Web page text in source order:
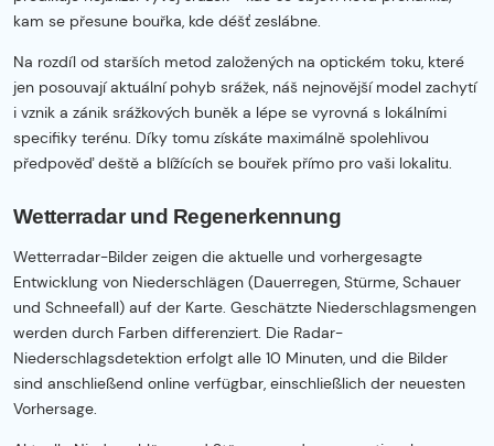
kam se přesune bouřka, kde déšť zeslábne.
Na rozdíl od starších metod založených na optickém toku, které
jen posouvají aktuální pohyb srážek, náš nejnovější model zachytí
i vznik a zánik srážkových buněk a lépe se vyrovná s lokálními
specifiky terénu. Díky tomu získáte maximálně spolehlivou
předpověď deště a blížících se bouřek přímo pro vaši lokalitu.
Wetterradar und Regenerkennung
Wetterradar-Bilder zeigen die aktuelle und vorhergesagte
Entwicklung von Niederschlägen (Dauerregen, Stürme, Schauer
und Schneefall) auf der Karte. Geschätzte Niederschlagsmengen
werden durch Farben differenziert. Die Radar-
Niederschlagsdetektion erfolgt alle 10 Minuten, und die Bilder
sind anschließend online verfügbar, einschließlich der neuesten
Vorhersage.